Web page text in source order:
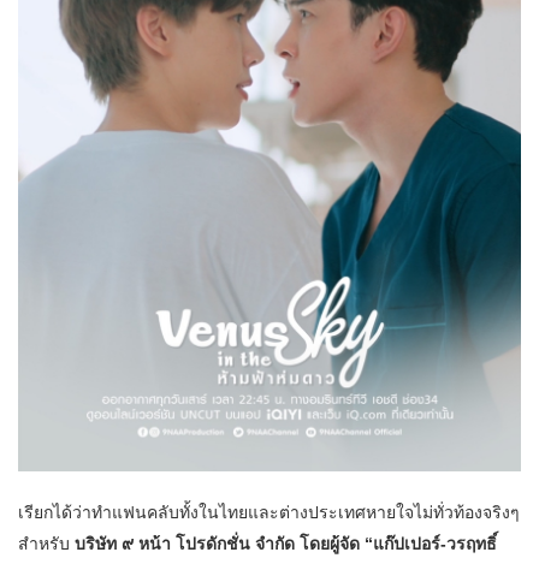
เรียกได้ว่าทำแฟนคลับทั้งในไทยและต่างประเทศหายใจไม่ทั่วท้องจริงๆ
สำหรับ บริษัท ๙ หน้า โปรดักชั่น จำกัด โดยผู้จัด “แก๊ปเปอร์-วรฤทธิ์